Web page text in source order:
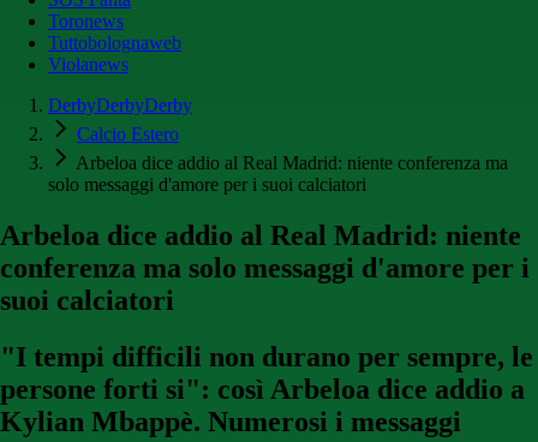
Toronews
Tuttobolognaweb
Violanews
DerbyDerbyDerby
Calcio Estero
Arbeloa dice addio al Real Madrid: niente conferenza ma
solo messaggi d'amore per i suoi calciatori
Arbeloa dice addio al Real Madrid: niente
conferenza ma solo messaggi d'amore per i
suoi calciatori
"I tempi difficili non durano per sempre, le
persone forti si": così Arbeloa dice addio a
Kylian Mbappè. Numerosi i messaggi